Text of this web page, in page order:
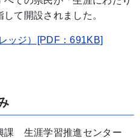
て開設されました。
ッジ）[PDF：691KB]
課 生涯学習推進センター